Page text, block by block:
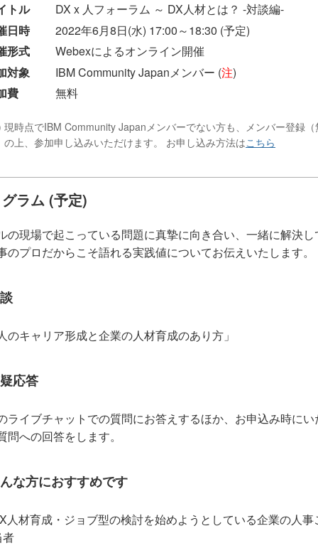
トル
DX x 人フォーラム ～ DX人材とは？ -対談編-
日時
2022年6月8日(水) 17:00～18:30 (予定)
形式
Webexによるオンライン開催
対象
IBM Community Japanメンバー (注)
費
無料
現時点でIBM Community Japanメンバーでない方も、メンバー登録（
の上、参加申し込みいただけます。 お申し込み方法はこちら
ラム (予定)
の現場で起こっている問題に真摯に向き合い、一緒に解決し
のプロだからこそ語れる実践値についてお伝えいたします。
のキャリア形成と企業の人材育成のあり方」
応答
ライブチャットでの質問にお答えするほか、お申込み時にい
問への回答をします。
な方におすすめです
人材育成・ジョブ型の検討を始めようとしている企業の人事